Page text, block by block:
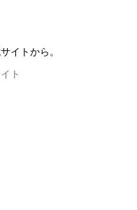
イトから。
ト